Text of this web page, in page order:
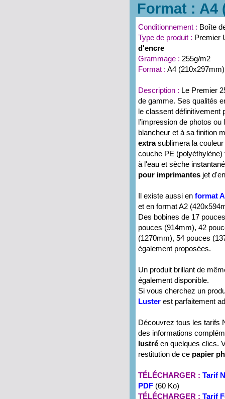
Format : A4
Conditionnement : Boîte
Type de produit : Premier
d'encre
Grammage : 255g/m2
Format : A4 (210x297mm)
Description : Le Premier
de gamme. Ses qualités
le classent définitivement
l'impression de photos
blancheur et à sa finition
extrasublimera la
couche PE
à l'eau et sèche
pour imprimantes jet
Il existe aussi en format
et en format A2
Des bobines de 17
pouces (914mm), 42
(1270mm), 54 pouces
également proposées.
Un produit brillant de
également disponible.
Si vous cherchez un
Luster est parfaitement
Découvrez tous les tarifs
des informations
lustré en quelques clics.
restitution de ce papier
TÉLÉCHARGER : Tarif
PDF (60 Ko)
TÉLÉCHARGER : Tarif